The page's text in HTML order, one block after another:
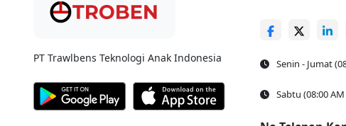
PT Trawlbens Teknologi Anak Indonesia Senin - Jumat
Sabtu (08:00